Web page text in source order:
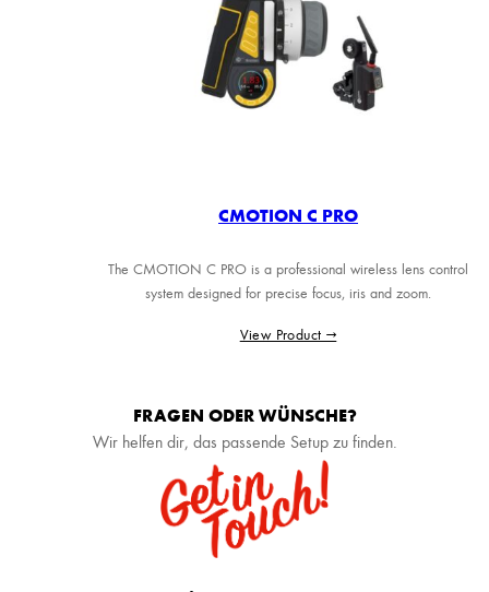
CMOTION C PRO
The CMOTION C PRO is a professional wireless lens control
system designed for precise focus, iris and zoom.
View Product →
FRAGEN ODER WÜNSCHE?
Wir helfen dir, das passende Setup zu finden.